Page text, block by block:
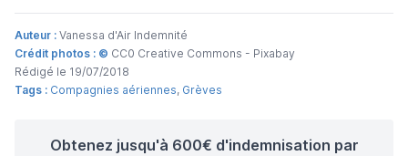
Auteur : Vanessa d'Air Indemnité
Crédit photos : © CC0 Creative Commons - Pixabay
Rédigé le 19/07/2018
Tags : Compagnies aériennes, Grèves
Obtenez jusqu'à 600€ d'indemnisation par